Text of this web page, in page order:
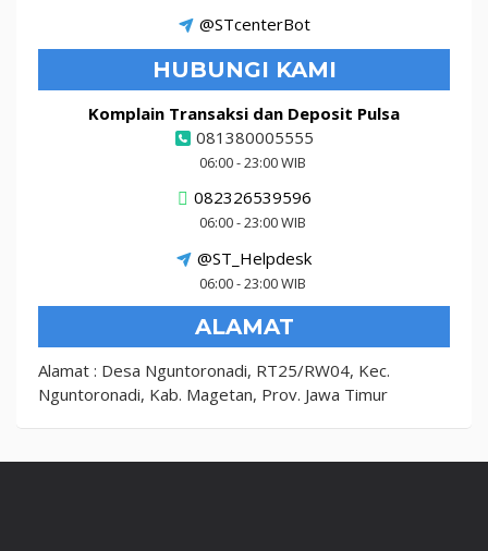
@STcenterBot
HUBUNGI KAMI
Komplain Transaksi dan Deposit Pulsa
081380005555
06:00 - 23:00 WIB
082326539596
06:00 - 23:00 WIB
@ST_Helpdesk
06:00 - 23:00 WIB
ALAMAT
Alamat : Desa Nguntoronadi, RT25/RW04, Kec.
Nguntoronadi, Kab. Magetan, Prov. Jawa Timur